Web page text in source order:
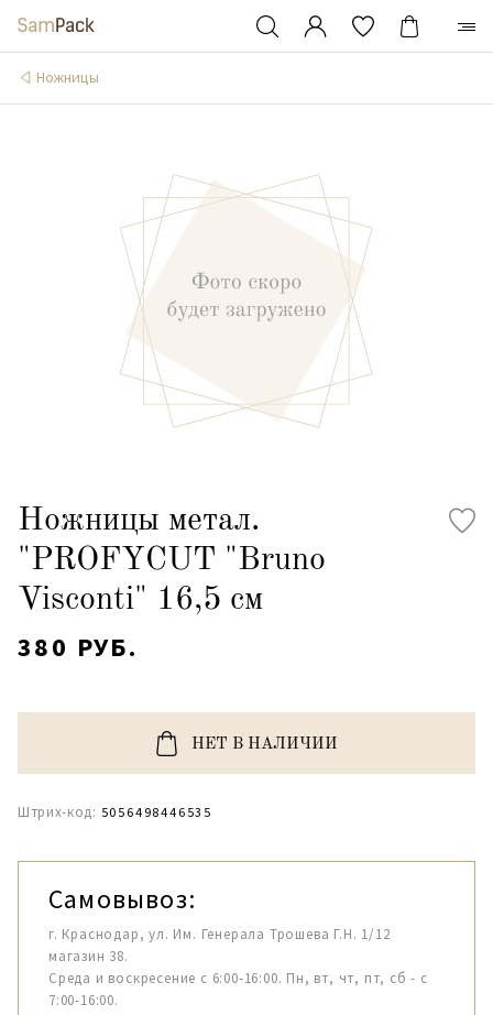
Ножницы
Ножницы метал.
"PROFYCUT "Bruno
Visconti" 16,5 см
380 РУБ.
НЕТ В НАЛИЧИИ
Штрих-код: 5056498446535
Самовывоз:
г. Краснодар, ул. Им. Генерала Трошева Г.Н. 1/12
магазин 38.
Среда и воскресение с 6:00-16:00. Пн, вт, чт, пт, сб - с
7:00-16:00.